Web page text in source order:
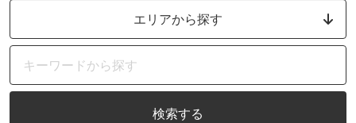
エリアから探す
検索する